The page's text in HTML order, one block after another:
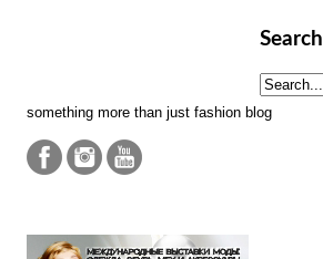
Search
something more than just fashion blog